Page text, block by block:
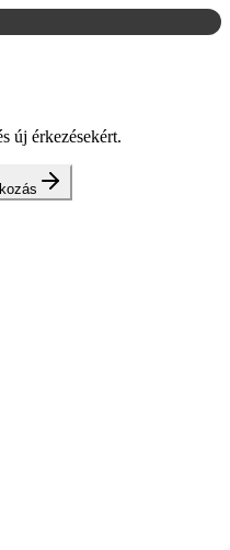
új érkezésekért.